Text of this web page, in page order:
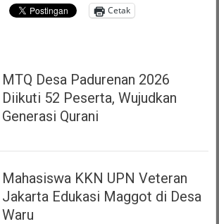
Cetak
MTQ Desa Padurenan 2026
Diikuti 52 Peserta, Wujudkan
Generasi Qurani
Mahasiswa KKN UPN Veteran
Jakarta Edukasi Maggot di Desa
Waru